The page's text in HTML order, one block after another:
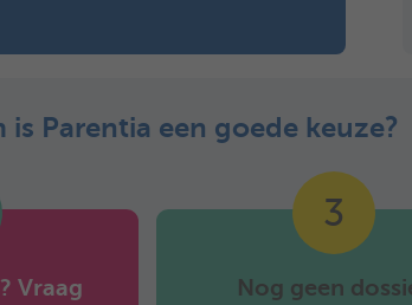
is Parentia een goede keuze?
Vraag
3
Nog geen